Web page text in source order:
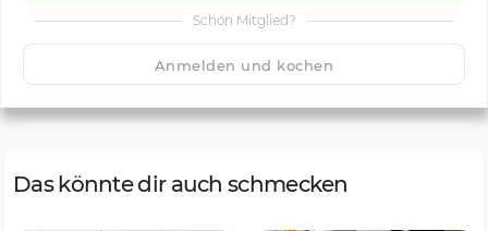
Schon Mitglied?
Anmelden und kochen
🙂 Speichern
Das könnte dir auch schmecken